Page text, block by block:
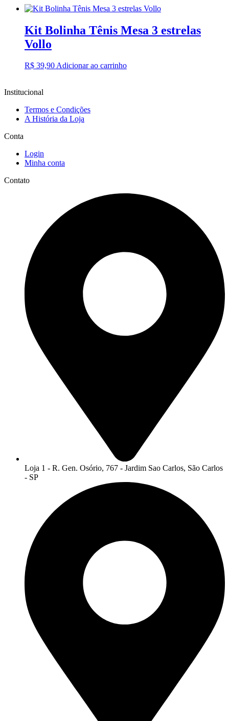
Kit Bolinha Tênis Mesa 3 estrelas
Vollo
R$ 39,90Adicionar ao carrinho
Institucional
Termos e Condições
A História da Loja
Conta
Login
Minha conta
Contato
Loja 1 - R. Gen. Osório, 767 - Jardim Sao Carlos, São Carlos
- SP